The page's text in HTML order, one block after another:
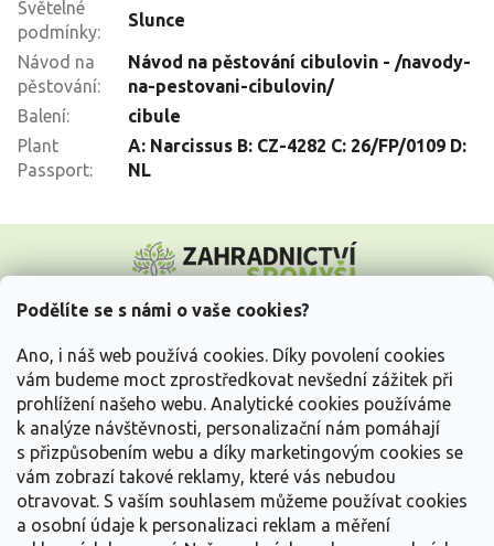
Podělíte se s námi o vaše cookies?
Ano, i náš web používá cookies. Díky povolení cookies
vám budeme moct zprostředkovat nevšední zážitek při
prohlížení našeho webu. Analytické cookies používáme
k analýze návštěvnosti, personalizační nám pomáhají
s přizpůsobením webu a díky marketingovým cookies se
vám zobrazí takové reklamy, které vás nebudou
otravovat. S vaším souhlasem můžeme používat cookies
a osobní údaje k personalizaci reklam a měření
Světelné
podmínky:
Slunce
Návod na
pěstování:
Návod na pěstování cibulovin - /navody-
na-pestovani-cibulovin/
Balení:
cibule
Plant
Passport:
A: Narcissus B: CZ-4282 C: 26/FP/0109 D:
NL
p
Vše o nákupu
Informace pro Vás
Kontakujte nás